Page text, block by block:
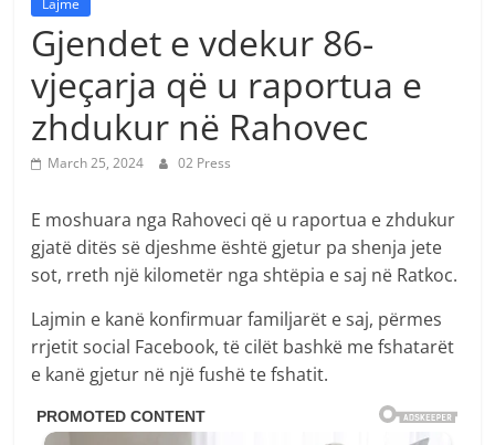
Gjendet e vdekur 86-
vjeçarja që u raportua e
zhdukur në Rahovec
March 25, 2024 02 Press
E moshuara nga Rahoveci që u raportua e zhdukur
gjatë ditës së djeshme është gjetur pa shenja jete
sot, rreth një kilometër nga shtëpia e saj në Ratkoc.
Lajmin e kanë konfirmuar familjarët e saj, përmes
rrjetit social Facebook, të cilët bashkë me fshatarët
e kanë gjetur në një fushë te fshatit.